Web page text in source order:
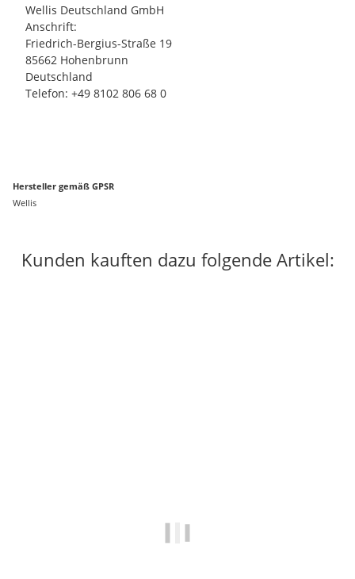
Wellis Deutschland GmbH
Anschrift:
Friedrich-Bergius-Straße 19
85662 Hohenbrunn
Deutschland
Telefon: +49 8102 806 68 0
Hersteller gemäß GPSR
Wellis
Kunden kauften dazu folgende Artikel: